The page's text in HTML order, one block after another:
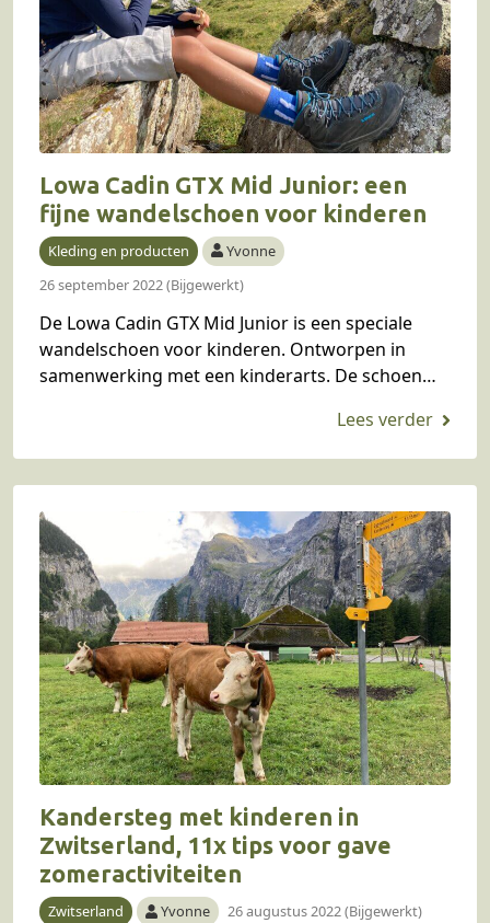
Lowa Cadin GTX Mid Junior: een
fijne wandelschoen voor kinderen
Kleding en producten
Yvonne
26 september 2022 (Bijgewerkt)
De Lowa Cadin GTX Mid Junior is een speciale
wandelschoen voor kinderen. Ontworpen in
samenwerking met een kinderarts. De schoen
Kandersteg met kinderen in
Zwitserland, 11x tips voor gave
zomeractiviteiten
Zwitserland Yvonne 26 augustus 2022 (Bijgewerkt)